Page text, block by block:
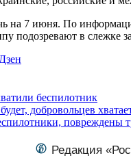
на 7 июня. По
подозревают в слежке
беспилотник
добровольцев
повреждены
Редакция